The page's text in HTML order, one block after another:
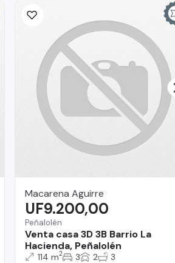
Macarena Aguirre
Peñalolén
Venta casa 3D 3B Barrio La
Hacienda, Peñalolén
UF9.200,00
114 m2 3 2 3